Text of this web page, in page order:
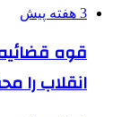
3 هفته پیش
قوه
انقلاب را